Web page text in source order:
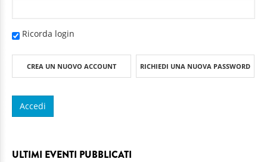
Ricorda login
CREA UN NUOVO ACCOUNT RICHIEDI UNA NUOVA PASSWORD
ULTIMI EVENTI PUBBLICATI